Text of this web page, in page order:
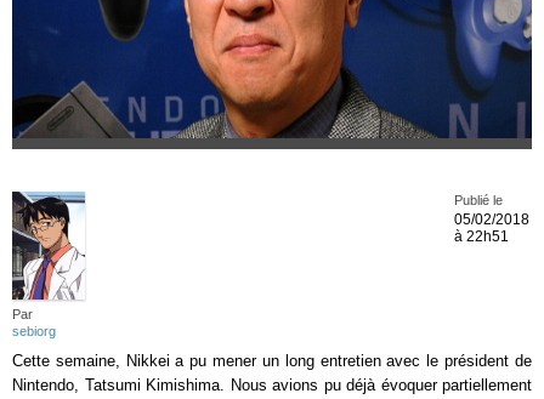
Par
sebiorg
Publié le
05/02/2018
à 22h51
Cette semaine, Nikkei a pu mener un long entretien avec le président de
Nintendo, Tatsumi Kimishima. Nous avions pu déjà évoquer partiellement